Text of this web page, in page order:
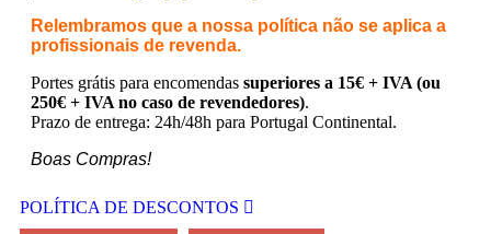
Relembramos que a nossa política não se aplica a
profissionais de revenda.
Portes grátis para encomendas superiores a 15€ + IVA (ou
250€ + IVA no caso de revendedores).
Prazo de entrega: 24h/48h para Portugal Continental.
Boas Compras!
POLÍTICA DE DESCONTOS